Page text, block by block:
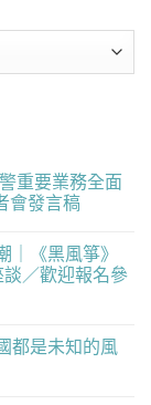
重要業務全面
會發言稿
｜《黑風箏》
／歡迎報名參
都是未知的風